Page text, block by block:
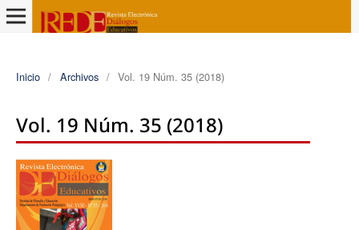
Inicio / Archivos / Vol. 19 Núm. 35 (2018)
Vol. 19 Núm. 35 (2018)